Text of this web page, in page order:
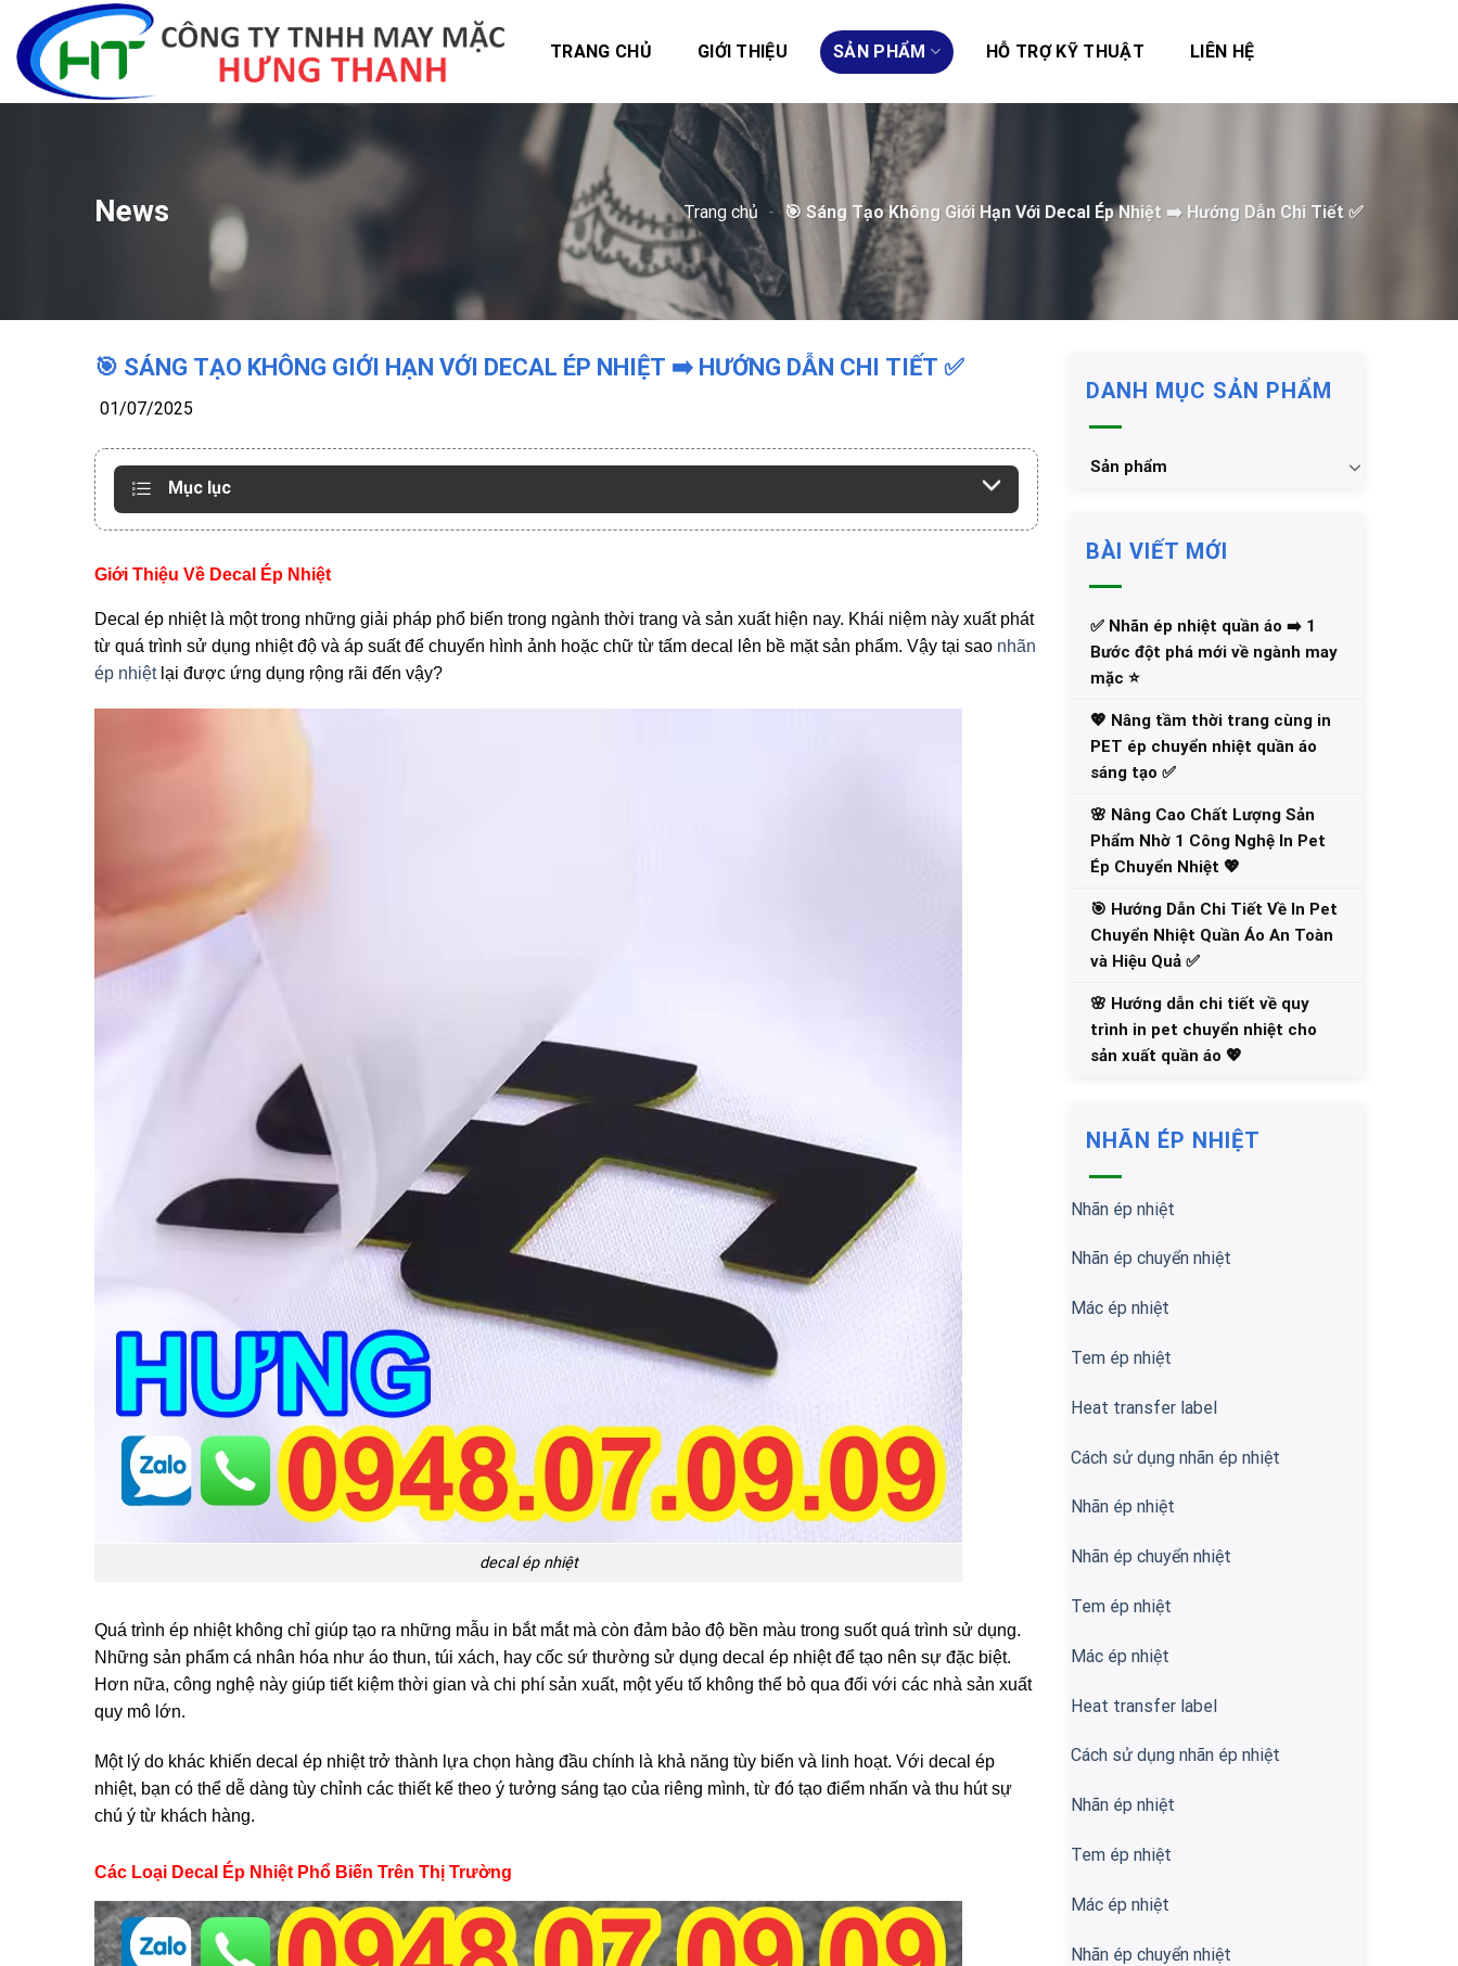
content
TRANG CHỦ GIỚI THIỆU SẢN PHẨM HỖ TRỢ KỸ THUẬT LIÊN HỆ
News Trang chủ - 🎯 Sáng Tạo Không Giới Hạn Với Decal Ép Nhiệt ➡️ Hướng Dẫn Chi Tiết ✅
🎯 SÁNG TẠO KHÔNG GIỚI HẠN VỚI DECAL ÉP NHIỆT ➡️ HƯỚNG DẪN CHI TIẾT ✅
01/07/2025
Mục lục
Giới Thiệu Về Decal Ép Nhiệt
Decal ép nhiệt là một trong những giải pháp phổ biến trong ngành thời trang và sản xuất hiện nay. Khái niệm này xuất phát
từ quá trình sử dụng nhiệt độ và áp suất để chuyển hình ảnh hoặc chữ từ tấm decal lên bề mặt sản phẩm. Vậy tại sao nhãn
ép nhiệtlại được ứng dụng rộng rãi đến vậy?
decal ép nhiệt
Quá trình ép nhiệt không chỉ giúp tạo ra những mẫu in bắt mắt mà còn đảm bảo độ bền màu trong suốt quá trình sử dụng.
Những sản phẩm cá nhân hóa như áo thun, túi xách, hay cốc sứ thường sử dụng decal ép nhiệt để tạo nên sự đặc biệt.
Hơn nữa, công nghệ này giúp tiết kiệm thời gian và chi phí sản xuất, một yếu tố không thể bỏ qua đối với các nhà sản xuất
quy mô lớn.
Một lý do khác khiến decal ép nhiệt trở thành lựa chọn hàng đầu chính là khả năng tùy biến và linh hoạt. Với decal ép
nhiệt, bạn có thể dễ dàng tùy chỉnh các thiết kế theo ý tưởng sáng tạo của riêng mình, từ đó tạo điểm nhấn và thu hút sự
chú ý từ khách hàng.
Các Loại Decal Ép Nhiệt Phổ Biến Trên Thị Trường
DANH MỤC SẢN PHẨM
Sản phẩm
BÀI VIẾT MỚI
✅‪ Nhãn ép nhiệt quần áo ➡️ 1
Bước đột phá mới về ngành may
mặc ⭐️
💖 Nâng tầm thời trang cùng in
PET ép chuyển nhiệt quần áo
sáng tạo ✅
🌸 Nâng Cao Chất Lượng Sản
Phẩm Nhờ 1 Công Nghệ In Pet
Ép Chuyển Nhiệt 💖
🎯 Hướng Dẫn Chi Tiết Về In Pet
Chuyển Nhiệt Quần Áo An Toàn
và Hiệu Quả ✅
🌸 Hướng dẫn chi tiết về quy
trình in pet chuyển nhiệt cho
sản xuất quần áo 💖
NHÃN ÉP NHIỆT
Nhãn ép nhiệt
Nhãn ép chuyển nhiệt
Mác ép nhiệt
Tem ép nhiệt
Heat transfer label
Cách sử dụng nhãn ép nhiệt
Nhãn ép nhiệt
Nhãn ép chuyển nhiệt
Tem ép nhiệt
Mác ép nhiệt
Heat transfer label
Cách sử dụng nhãn ép nhiệt
Nhãn ép nhiệt
Tem ép nhiệt
Mác ép nhiệt
Nhãn ép chuyển nhiệt